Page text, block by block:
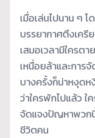
เมื่อเล่นไปนาน ๆ
บรรยากาศตึงเครี
เสมอเวลามีใครต
เหนื่อยล้าและการ
บางครั้งก็น่าหงุดห
ว่าใครพักไปแล้ว
จัดแจงปัญหาพวกนี้
ชีวิตคน